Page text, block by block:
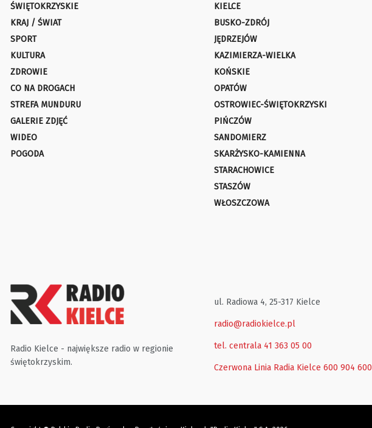
ŚWIĘTOKRZYSKIE
KRAJ / ŚWIAT
SPORT
KULTURA
ZDROWIE
CO NA DROGACH
STREFA MUNDURU
GALERIE ZDJĘĆ
WIDEO
POGODA
KIELCE
BUSKO-ZDRÓJ
JĘDRZEJÓW
KAZIMIERZA-WIELKA
KOŃSKIE
OPATÓW
OSTROWIEC-ŚWIĘTOKRZYSKI
PIŃCZÓW
SANDOMIERZ
SKARŻYSKO-KAMIENNA
STARACHOWICE
STASZÓW
WŁOSZCZOWA
Radio Kielce - największe radio w regionie
świętokrzyskim.
ul. Radiowa 4, 25-317 Kielce
radio@radiokielce.pl
tel. centrala 41 363 05 00
Czerwona Linia Radia Kielce 600 904 600